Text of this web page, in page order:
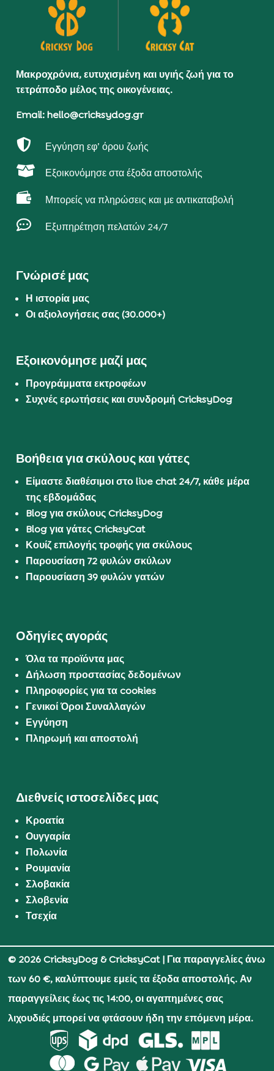
Μακροχρόνια, ευτυχισμένη και υγιής ζωή για το
τετράποδο μέλος της οικογένειας.
Email: hello@cricksydog.gr
 Εγγύηση εφ’ όρου ζωής
 Εξοικονόμησε στα έξοδα αποστολής
 Μπορείς να πληρώσεις και με αντικαταβολή
 Εξυπηρέτηση πελατών 24/7
Γνώρισέ μας
Η ιστορία μας
Οι αξιολογήσεις σας (30.000+)
Εξοικονόμησε μαζί μας
Προγράμματα εκτροφέων
Συχνές ερωτήσεις και συνδρομή CricksyDog
Βοήθεια για σκύλους και γάτες
Είμαστε διαθέσιμοι στο live chat 24/7, κάθε μέρα
της εβδομάδας
Blog για σκύλους CricksyDog
Blog για γάτες CricksyCat
Κουίζ επιλογής τροφής για σκύλους
Παρουσίαση 72 φυλών σκύλων
Παρουσίαση 39 φυλών γατών
Οδηγίες αγοράς
Όλα τα προϊόντα μας
Δήλωση προστασίας δεδομένων
Πληροφορίες για τα cookies
Γενικοί Όροι Συναλλαγών
Εγγύηση
Πληρωμή και αποστολή
Διεθνείς ιστοσελίδες μας
Κροατία
Ουγγαρία
Πολωνία
Ρουμανία
Σλοβακία
Σλοβενία
Τσεχία
© 2026 CricksyDog & CricksyCat| Για παραγγελίες άνω
των 60 €, καλύπτουμε εμείς τα έξοδα αποστολής. Αν
παραγγείλεις έως τις 14:00, οι αγαπημένες σας
λιχουδιές μπορεί να φτάσουν ήδη την επόμενη μέρα.